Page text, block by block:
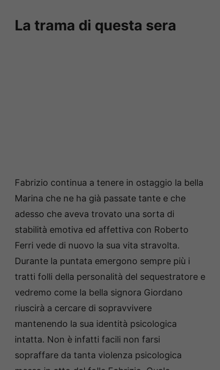
La trama di questa sera
Fabrizio continua a tenere in ostaggio la bella
Marina che ne ha già passate tante e che
adesso che aveva trovato una sorta di
stabilità emotiva ed affettiva con Roberto
Ferri vede di nuovo la sua vita stravolta.
Durante la puntata emergono sempre più i
tratti folli della personalità del sequestratore e
vedremo come la bella signora Giordano
riuscirà a cercare di sopravvivere
mantenendo la sua identità psicologica
intatta. Non è infatti facili non farsi
sopraffare da tanta violenza psicologica